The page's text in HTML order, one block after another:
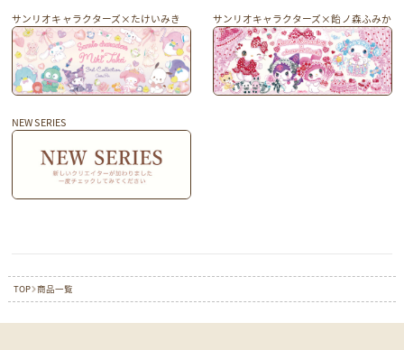
サンリオキャラクターズ×たけいみき サンリオキャラクターズ×飴ノ森ふみか
NEW SERIES
TOP 商品一覧